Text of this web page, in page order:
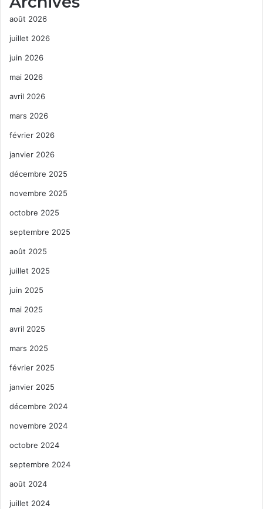
août 2026
juillet 2026
juin 2026
mai 2026
avril 2026
mars 2026
février 2026
janvier 2026
décembre 2025
novembre 2025
octobre 2025
septembre 2025
août 2025
juillet 2025
juin 2025
mai 2025
avril 2025
mars 2025
février 2025
janvier 2025
décembre 2024
novembre 2024
octobre 2024
septembre 2024
août 2024
juillet 2024